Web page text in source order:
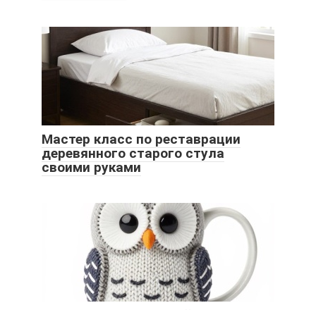
Мастер класс по реставрации
деревянного старого стула
своими руками